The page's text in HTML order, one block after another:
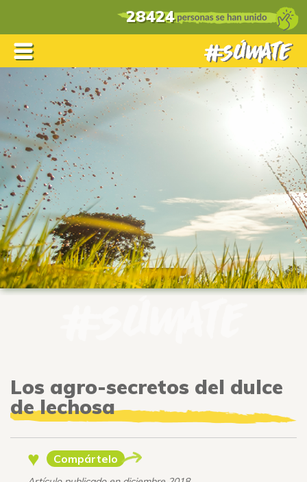
28424
Los agro-secretos del dulce
de lechosa
♥ Compártelo